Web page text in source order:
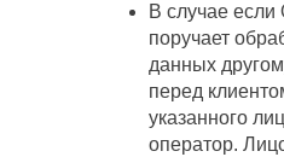
В случае
поручает
данных
перед
указанного
оператор.